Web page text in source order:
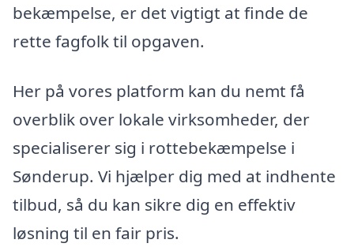
bekæmpelse, er det vigtigt at finde de
rette fagfolk til opgaven.
Her på vores platform kan du nemt få
overblik over lokale virksomheder, der
specialiserer sig i rottebekæmpelse i
Sønderup. Vi hjælper dig med at indhente
tilbud, så du kan sikre dig en effektiv
løsning til en fair pris.